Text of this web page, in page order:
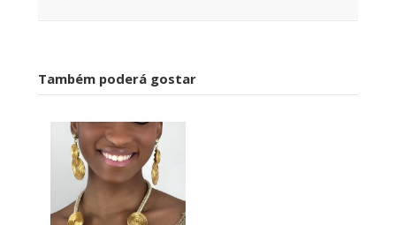
Também poderá gostar